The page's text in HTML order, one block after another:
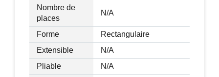
Nombre de
places
N/A
Forme
Rectangulaire
Extensible
N/A
Pliable
N/A